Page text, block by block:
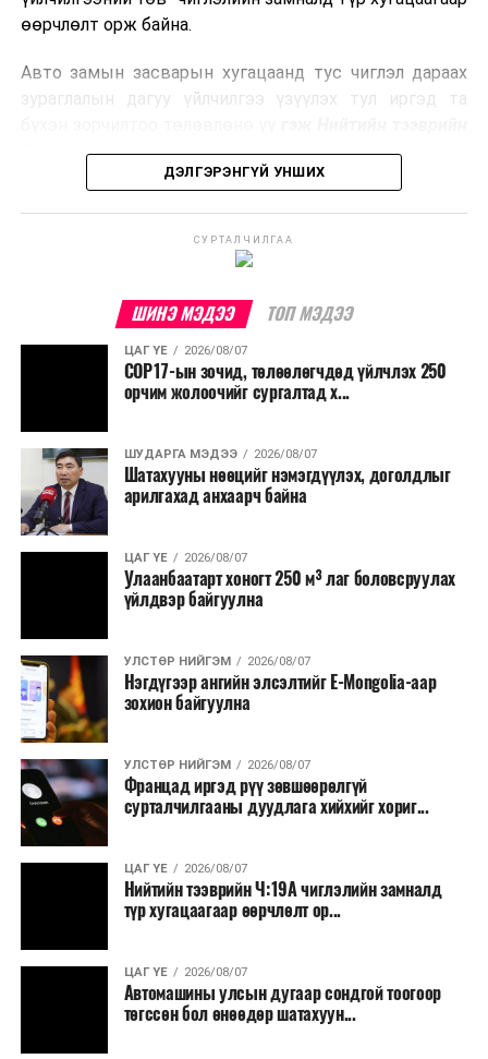
боловсруулах үйлдвэрүүдээр дулаан, цахилгаан
Ийнхүү лаг хатаах, шатаах технологийг лагийн
улсад өргөн ашиглаж байна.
өөрчлөлт орж байна.
Авто замын засварын хугацаанд тус чиглэл дараах
зураглалын дагуу үйлчилгээ үзүүлэх тул иргэд та
бодлогын газраас мэдээллээ.
ДЭЛГЭРЭНГҮЙ УНШИХ
СУРТАЛЧИЛГАА
ШИНЭ МЭДЭЭ ТОП МЭДЭЭ
ЦАГ ҮЕ 2026/08/07
COP17-ын зочид, төлөөлөгчдөд үйлчлэх 250
орчим жолоочийг сургалтад х...
ШУДАРГА МЭДЭЭ 2026/08/07
Шатахууны нөөцийг нэмэгдүүлэх, доголдлыг
арилгахад анхаарч байна
ЦАГ ҮЕ 2026/08/07
Улаанбаатарт хоногт 250 м³ лаг боловсруулах
үйлдвэр байгуулна
УЛСТӨР НИЙГЭМ 2026/08/07
Нэгдүгээр ангийн элсэлтийг E-Mongolia-аар
зохион байгуулна
УЛСТӨР НИЙГЭМ 2026/08/07
Францад иргэд рүү зөвшөөрөлгүй
сурталчилгааны дуудлага хийхийг хориг...
ЦАГ ҮЕ 2026/08/07
Нийтийн тээврийн Ч:19А чиглэлийн замналд
түр хугацаагаар өөрчлөлт ор...
ЦАГ ҮЕ 2026/08/07
Автомашины улсын дугаар сондгой тоогоор
төгссөн бол өнөөдөр шатахуун...